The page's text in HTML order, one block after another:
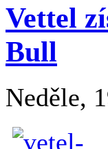
Vettel
Bull
Neděle,